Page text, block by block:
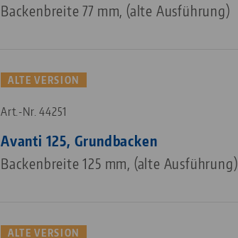
Backenbreite 77 mm, (alte Ausführung)
ALTE VERSION
Art.-Nr. 44251
Avanti 125, Grundbacken
Backenbreite 125 mm, (alte Ausführung)
ALTE VERSION